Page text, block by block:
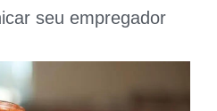
seu empregador